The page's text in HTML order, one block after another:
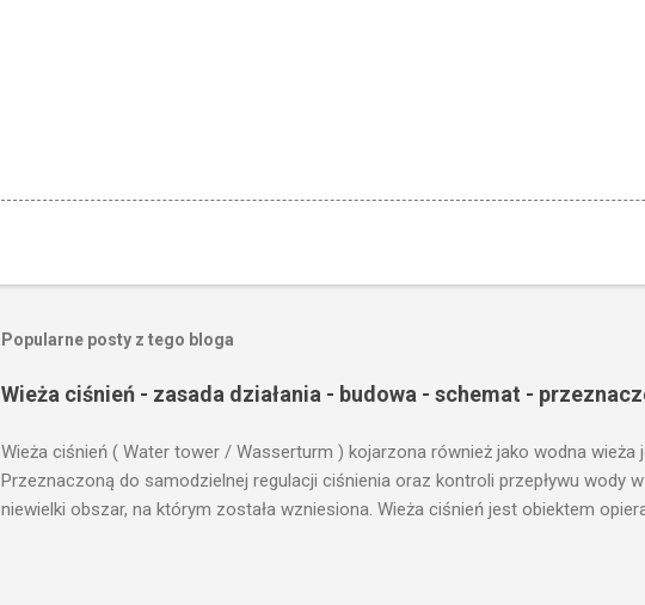
Popularne posty z tego bloga
Wieża ciśnień - zasada działania - budowa - schemat -
Wieża ciśnień ( Water tower / Wasserturm ) kojarzona również jako wodna wieża
Przeznaczoną do samodzielnej regulacji ciśnienia oraz kontroli przepływu wody
niewielki obszar, na którym została wzniesiona. Wieża ciśnień jest obiektem
zaplanowanej dla sektorów przemysłowych, miejskich oraz kolejowych.